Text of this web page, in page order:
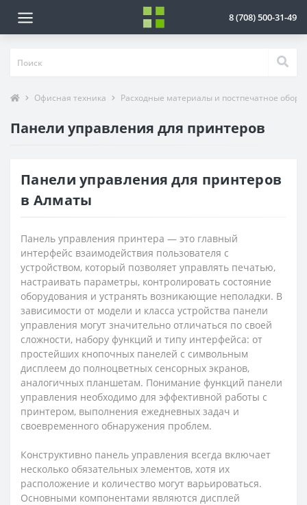
8 (708) 500-31-49
Офисная техника Расходные материалы и постпечатное
Панели управления для принтеров
Панели управления для принтеров
в Алматы
Панель управления принтера — это главный
интерфейс взаимодействия пользователя с
устройством, который позволяет управлять печатью,
настраивать параметры, контролировать состояние
оборудования и устранять возникающие неполадки. В
зависимости от модели и класса устройства панели
управления могут значительно отличаться по своей
сложности, набору функций и типу интерфейса: от
простейших кнопочных панелей с символьным
дисплеем до полноцветных сенсорных экранов,
аналогичных планшетам. Понимание функций панели
управления необходимо для эффективной работы с
принтером, выполнения ежедневных задач и
своевременного обнаружения проблем.
Конструктивно панель управления всегда включает
несколько обязательных элементов, хотя их
расположение и количество могут варьироваться.
Основными компонентами являются дисплей